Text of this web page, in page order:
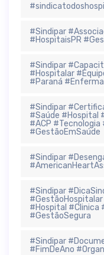
#Sindipar
#HospitaisPR
#Sindipar
#Hospitalar
#Paraná
#Sindipar
#Saúde #Hospital
#ACP #Tecnologia
#GestãoEmSaúde
#Sindipar
#Sindipar
#GestãoHospitalar
#Hospital #Clinica
#GestãoSegura
#Sindipar
#FimDeAno